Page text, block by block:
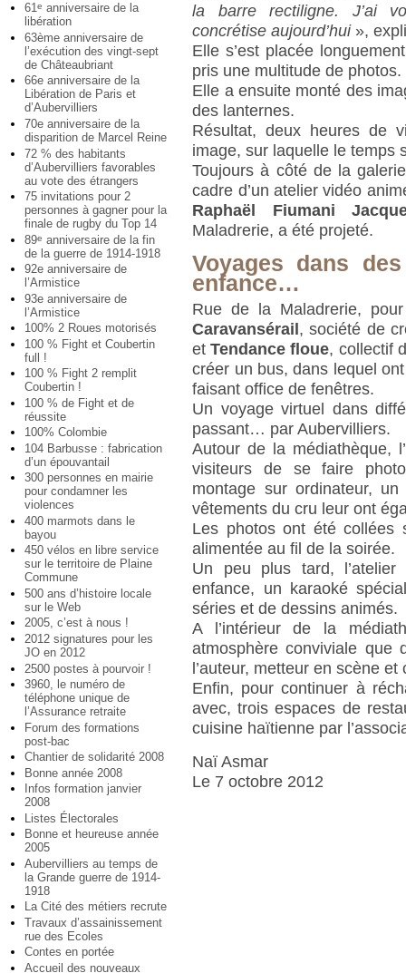
61e anniversaire de la
libération
63ème anniversaire de
l’exécution des vingt-sept
de Châteaubriant
66e anniversaire de la
Libération de Paris et
d’Aubervilliers
70e anniversaire de la
disparition de Marcel Reine
72 % des habitants
d’Aubervilliers favorables
au vote des étrangers
75 invitations pour 2
personnes à gagner pour la
finale de rugby du Top 14
89e anniversaire de la fin
de la guerre de 1914-1918
92e anniversaire de
l’Armistice
93e anniversaire de
l’Armistice
100% 2 Roues motorisés
100 % Fight et Coubertin
full !
100 % Fight 2 remplit
Coubertin !
100 % de Fight et de
réussite
100% Colombie
104 Barbusse : fabrication
d’un épouvantail
300 personnes en mairie
pour condamner les
violences
400 marmots dans le
bayou
450 vélos en libre service
sur le territoire de Plaine
Commune
500 ans d’histoire locale
sur le Web
2005, c’est à nous !
2012 signatures pour les
JO en 2012
2500 postes à pourvoir !
3960, le numéro de
téléphone unique de
l’Assurance retraite
Forum des formations
post-bac
Chantier de solidarité 2008
Bonne année 2008
Infos formation janvier
2008
Listes Électorales
Bonne et heureuse année
2005
Aubervilliers au temps de
la Grande guerre de 1914-
1918
La Cité des métiers recrute
Travaux d’assainissement
rue des Ecoles
Contes en portée
Accueil des nouveaux
la barre rectiligne. J’ai
concrétise aujourd’hui»,
Elle s’est placée
pris une multitude de photos.
Elle a ensuite monté des
des lanternes.
Résultat, deux heures de
image, sur laquelle le temps
Toujours à côté de la
cadre d’un atelier vidéo
Raphaël Fiumani
Maladrerie, a été projeté.
Voyages dans
enfance…
Rue de la Maladrerie,
Caravansérail, société de
etTendance floue, collectif
créer un bus, dans lequel
faisant office de fenêtres.
Un voyage virtuel dans
passant… par Aubervilliers.
Autour de la médiathèque, l’
visiteurs de se faire
montage sur ordinateur,
vêtements du cru leur ont
Les photos ont été collées
alimentée au fil de la soirée.
Un peu plus tard,
enfance, un karaoké
séries et de dessins animés.
A l’intérieur de la
atmosphère conviviale que
l’auteur, metteur en scène
Enfin, pour continuer à
avec, trois espaces de
cuisine haïtienne par
Naï Asmar
Le 7 octobre 2012